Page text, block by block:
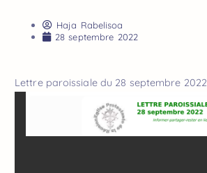
Haja Rabelisoa
28 septembre 2022
Lettre paroissiale du 28 septembre 2022